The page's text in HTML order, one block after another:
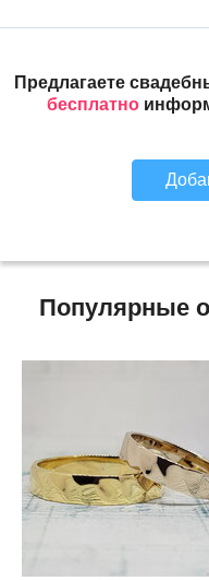
Предлагаете
бесплатно
Популярные